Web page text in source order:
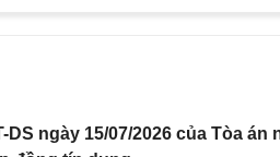
DS ngày 15/07/2026 của Tòa